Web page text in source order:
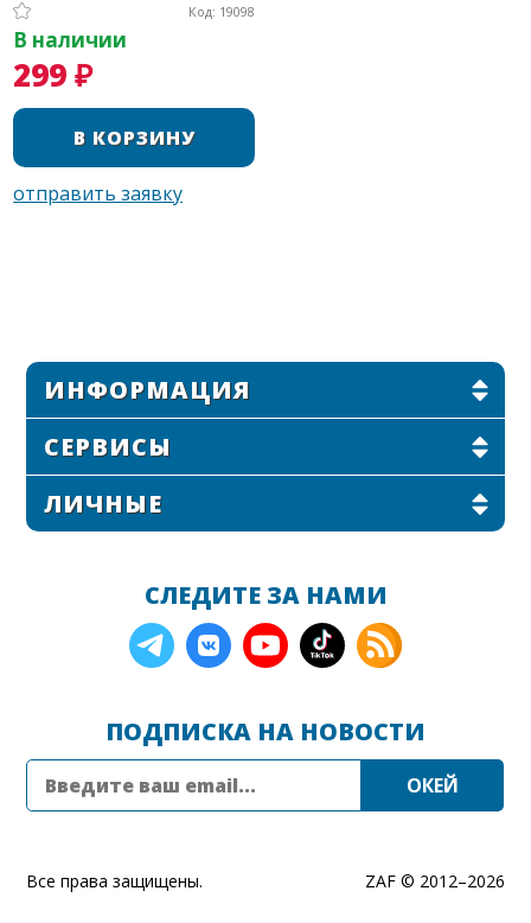
Код: 19098
В наличии
299 ₽
ИНФОРМАЦИЯ
СЕРВИСЫ
ЛИЧНЫЕ
СЛЕДИТЕ ЗА НАМИ
ПОДПИСКА НА НОВОСТИ
ZAF © 2012–2026
Все права защищены.